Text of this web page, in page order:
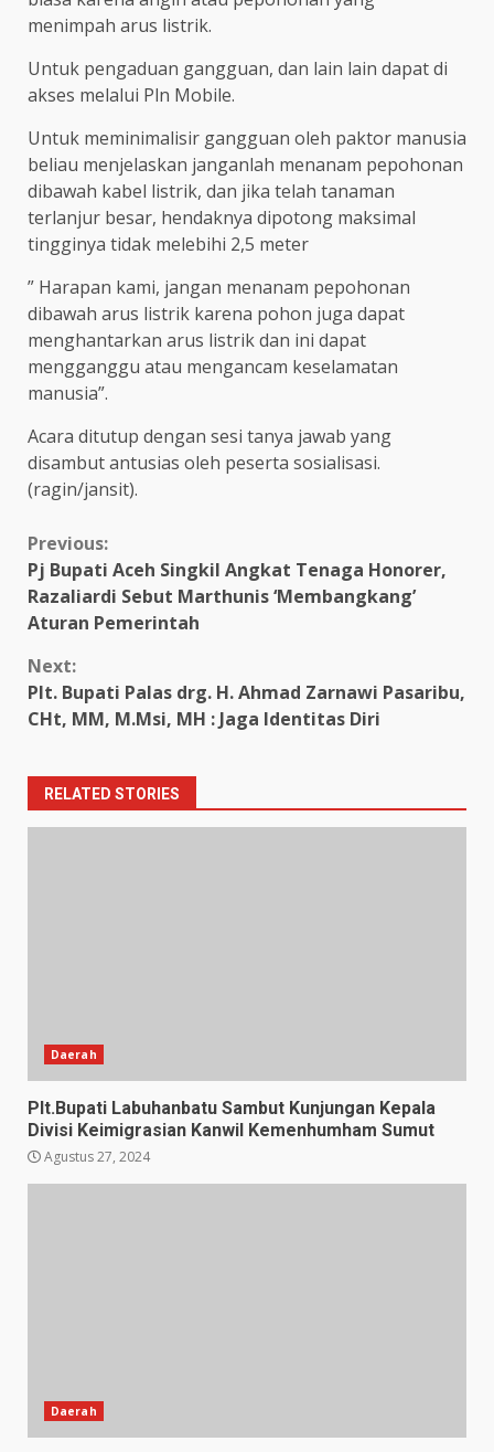
menimpah arus listrik.
Untuk pengaduan gangguan, dan lain lain dapat di
akses melalui Pln Mobile.
Untuk meminimalisir gangguan oleh paktor manusia
beliau menjelaskan janganlah menanam pepohonan
dibawah kabel listrik, dan jika telah tanaman
terlanjur besar, hendaknya dipotong maksimal
tingginya tidak melebihi 2,5 meter
” Harapan kami, jangan menanam pepohonan
dibawah arus listrik karena pohon juga dapat
menghantarkan arus listrik dan ini dapat
mengganggu atau mengancam keselamatan
manusia”.
Acara ditutup dengan sesi tanya jawab yang
disambut antusias oleh peserta sosialisasi.
(ragin/jansit).
Continue
Reading
Previous:
Pj Bupati Aceh Singkil Angkat Tenaga Honorer,
Razaliardi Sebut Marthunis ‘Membangkang’
Aturan Pemerintah
Next:
Plt. Bupati Palas drg. H. Ahmad Zarnawi Pasaribu,
CHt, MM, M.Msi, MH : Jaga Identitas Diri
RELATED STORIES
Daerah
Plt.Bupati Labuhanbatu Sambut Kunjungan Kepala
Divisi Keimigrasian Kanwil Kemenhumham Sumut
Agustus 27, 2024
Daerah